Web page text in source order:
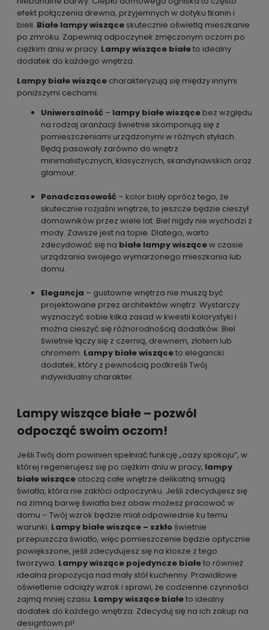
efekt połączenia drewna, przyjemnych w dotyku tkanin i
bieli. Białe lampy wiszące skutecznie oświetlą mieszkanie
po zmroku. Zapewnią odpoczynek zmęczonym oczom po
ciężkim dniu w pracy. Lampy wiszące białeto idealny
dodatek do każdego wnętrza.
Lampy białe wiszące charakteryzują się między innymi
poniższymi cechami:
Uniwersalność – lampy białe wiszące bez względu
na rodzaj aranżacji świetnie skomponują się z
pomieszczeniami urządzonymi w różnych stylach.
Będą pasowały zarówno do wnętrz
minimalistycznych, klasycznych, skandynawskich oraz
glamour.
Ponadczasowość – kolor biały oprócz tego, że
skutecznie rozjaśni wnętrze, to jeszcze będzie cieszył
domowników przez wiele lat. Biel nigdy nie wychodzi z
mody. Zawsze jest na topie. Dlatego, warto
zdecydować się na białe lampy wiszącew czasie
urządzania swojego wymarzonego mieszkania lub
domu.
Elegancja – gustowne wnętrza nie muszą być
projektowane przez architektów wnętrz. Wystarczy
wyznaczyć sobie kilka zasad w kwestii kolorystyki i
można cieszyć się różnorodnością dodatków. Biel
świetnie łączy się z czernią, drewnem, złotem lub
chromem. Lampy białe wisząceto elegancki
dodatek, który z pewnością podkreśli Twój
indywidualny charakter.
Lampy wiszące białe – pozwól
odpocząć swoim oczom!
Jeśli Twój dom powinien spełniać funkcję „oazy spokoju”, w
której regenerujesz się po ciężkim dniu w pracy, lampy
białe wiszące otoczą całe wnętrze delikatną smugą
światła, która nie zakłóci odpoczynku. Jeśli zdecydujesz się
na zimną barwę światła bez obaw możesz pracować w
domu – Twój wzrok będzie miał odpowiednie ku temu
warunki. Lampy białe wiszące – szkłoświetnie
przepuszcza światło, więc pomieszczenie będzie optycznie
powiększone, jeśli zdecydujesz się na klosze z tego
tworzywa. Lampy wiszące pojedyncze białeto również
idealna propozycja nad mały stół kuchenny. Prawidłowe
oświetlenie odciąży wzrok i sprawi, że codzienne czynności
zajmą mniej czasu. Lampy wiszące białeto idealny
dodatek do każdego wnętrza. Zdecyduj się na ich zakup na
designtown.pl!